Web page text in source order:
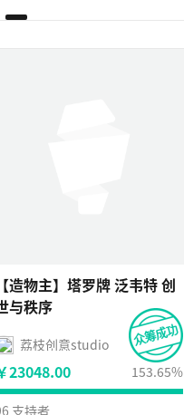
【造物主】塔罗牌 泛韦特 创
与秩序
荔枝创意studio
23048.00 153.65%
支持者